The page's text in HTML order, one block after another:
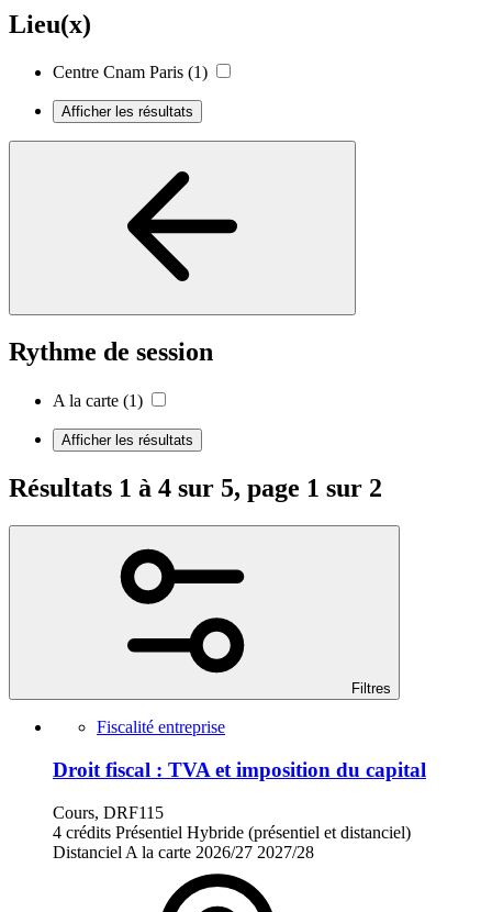
Lieu(x)
Centre Cnam Paris (1)
Afficher les résultats
Rythme de session
A la carte (1)
Afficher les résultats
Résultats 1 à 4 sur 5, page 1 sur 2
Filtres
Fiscalité entreprise
Droit fiscal : TVA et imposition du capital
Cours, DRF115
4 crédits Présentiel Hybride (présentiel et distanciel)
Distanciel A la carte 2026/27 2027/28